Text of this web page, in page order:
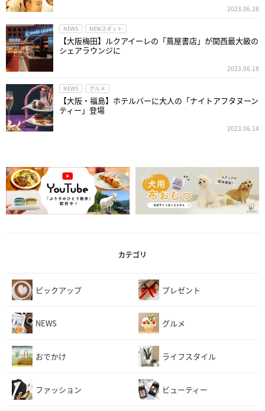
2023.06.28
NEWS NEWスポット
【大阪梅田】ルクアイーレの「蔦屋書店」が関西最大級の
シェアラウンジに
2023.06.18
NEWS グルメ
【大阪・福島】ホテルバーに大人の「ナイトアフタヌーン
ティー」登場
2023.06.14
カテゴリ
ピックアップ プレゼント
NEWS グルメ
おでかけ ライフスタイル
ファッション ビューティー